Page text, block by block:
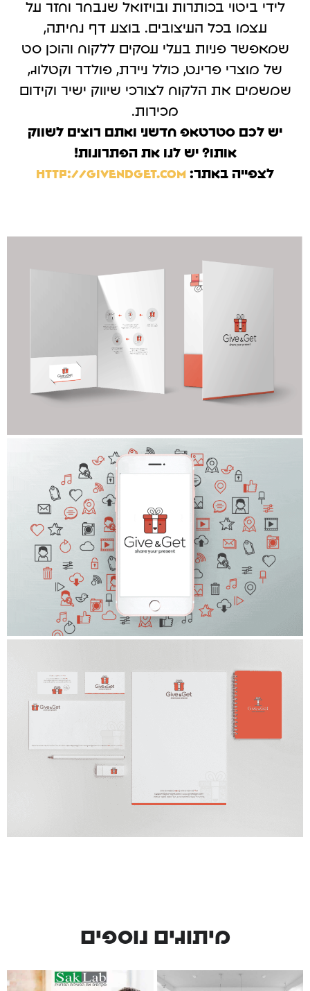
לידי ביטוי בכותרות ובויזואל שנבחר וחזר על
עצמו בכל העיצובים. בוצע דף נחיתה,
שמאפשר פניות בעלי עסקים ללקוח והוכן סט
של מוצרי פרינט, כולל ניירת, פולדר וקטלוג,
שמשמים את הלקוח לצורכי שיווק ישיר וקידום
מכירות.
יש לכם סטרטאפ חדשני ואתם רוצים לשווק
אותו? יש לנו את הפתרונות!
לצפייה באתר: http://givendget.com
מיתוגים נוספים